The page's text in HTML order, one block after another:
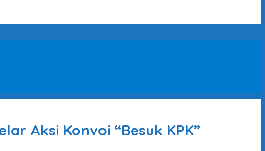
Aksi Konvoi “Besuk KPK”